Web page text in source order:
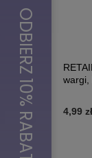
wargi,
4,99 zł